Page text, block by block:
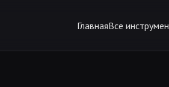
ГлавнаяВсе